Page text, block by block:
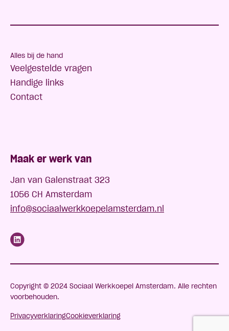
Alles bij de hand
Veelgestelde vragen
Handige links
Contact
Maak er werk van
Jan van Galenstraat 323
1056 CH Amsterdam
info@sociaalwerkkoepelamsterdam.nl
Copyright © 2024 Sociaal Werkkoepel Amsterdam. Alle rechten
voorbehouden.
PrivacyverklaringCookieverklaring